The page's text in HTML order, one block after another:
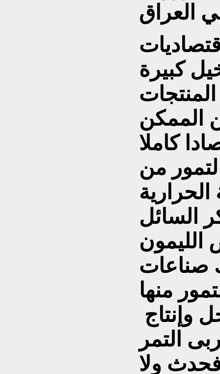
كبيرة
الممكن
كاملا
من
السائل
الليمون
صناعات
منها
وإنتاج
التمر
فحدث ولا